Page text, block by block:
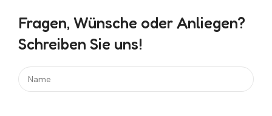
Fragen, Wünsche oder Anliegen?
Schreiben Sie uns!